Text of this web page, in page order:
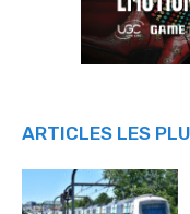
ARTICLES LES